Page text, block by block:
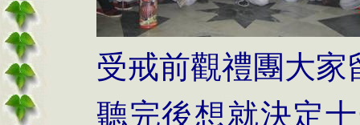
受戒前觀禮團大家
聽完後想就決定